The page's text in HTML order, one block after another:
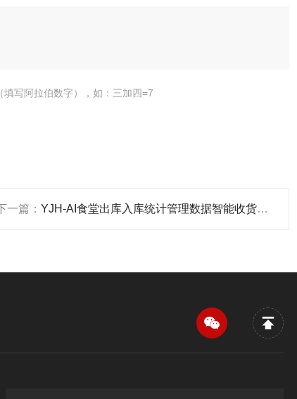
填写阿拉伯数字），如：三加四=7
一篇：YJH-AI食堂出库入库统计管理数据智能收货电子秤